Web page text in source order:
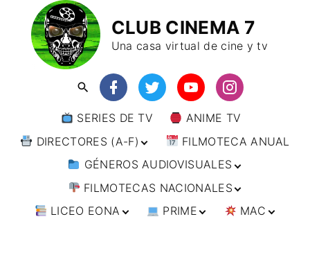
CLUB CINEMA 7
Una casa virtual de cine y tv
SERIES DE TV
ANIME TV
DIRECTORES (A-F)
DIRECTORES (F-L)
DIRECTORES (L-
W)
FILMOTECA ANUAL
GÉNEROS AUDIOVISUALES
ANIMACIÓN
ARTES MARCIALES
FILMOTECAS NACIONALES
AFRICA
LICEO EONA PRIME MAC